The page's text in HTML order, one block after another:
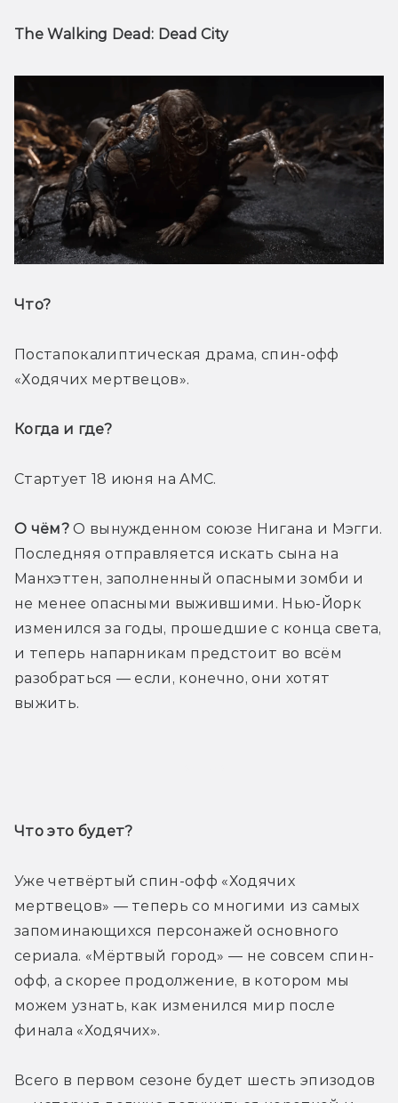
The Walking Dead: Dead City
Что?
Постапокалиптическая драма, спин-офф
«Ходячих мертвецов».
Когда и где?
Стартует 18 июня на AMC.
О чём? О вынужденном союзе Нигана и Мэгги.
Последняя отправляется искать сына на
Манхэттен, заполненный опасными зомби и
не менее опасными выжившими. Нью-Йорк
изменился за годы, прошедшие с конца света,
и теперь напарникам предстоит во всём
разобраться — если, конечно, они хотят
выжить.
Что это будет?
Уже четвёртый спин-офф «Ходячих
мертвецов» — теперь со многими из самых
запоминающихся персонажей основного
сериала. «Мёртвый город» — не совсем спин-
офф, а скорее продолжение, в котором мы
можем узнать, как изменился мир после
финала «Ходячих».
Всего в первом сезоне будет шесть эпизодов